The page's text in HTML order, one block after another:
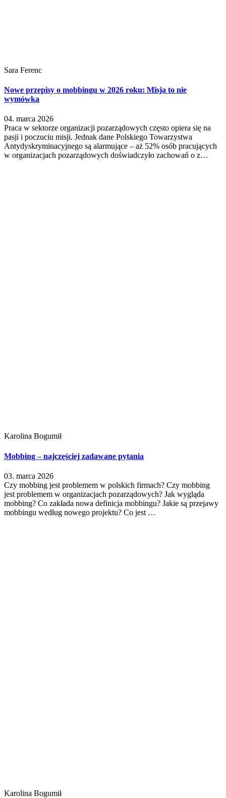
Sara Ferenc
Nowe przepisy o mobbingu w 2026 roku: Misja to nie
wymówka
04. marca 2026
Praca w sektorze organizacji pozarządowych często opiera się na
pasji i poczuciu misji. Jednak dane Polskiego Towarzystwa
Antydyskryminacyjnego są alarmujące – aż 52% osób pracujących
w organizacjach pozarządowych doświadczyło zachowań o z…
Karolina Bogumił
Mobbing – najczęściej zadawane pytania
03. marca 2026
Czy mobbing jest problemem w polskich firmach? Czy mobbing
jest problemem w organizacjach pozarządowych? Jak wygląda
mobbing? Co zakłada nowa definicja mobbingu? Jakie są przejawy
mobbingu według nowego projektu? Co jest …
Karolina Bogumił